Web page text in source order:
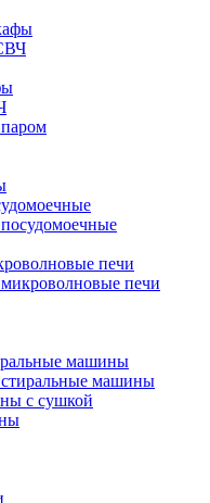
печи
печи
машины
машины
с сушкой